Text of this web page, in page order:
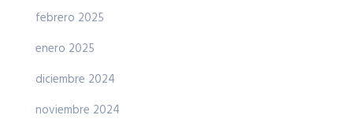
febrero 2025
enero 2025
diciembre 2024
noviembre 2024